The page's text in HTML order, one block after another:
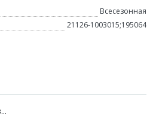
Всесезонная
21126-1003015;195064